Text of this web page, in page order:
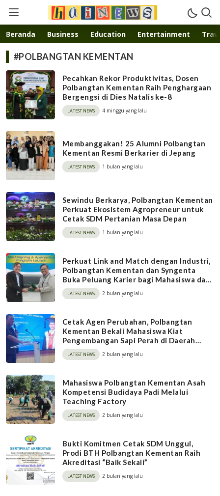
Inspirasi muda karya mandiri
Beranda Business Education Entertainment
#POLBANGTAN KEMENTAN
Pecahkan Rekor Produktivitas, Dosen
Polbangtan Kementan Raih Penghargaan
Bergengsi di Dies Natalis ke-8
LATEST NEWS 4 minggu yang lalu
Membanggakan! 25 Alumni Polbangtan
Kementan Resmi Berkarier di Jepang
LATEST NEWS 1 bulan yang lalu
Sewindu Berkarya, Polbangtan Kementan
Perkuat Ekosistem Agropreneur untuk
Cetak SDM Pertanian Masa Depan
LATEST NEWS 1 bulan yang lalu
Perkuat Link and Match dengan Industri,
Polbangtan Kementan dan Syngenta
Buka Peluang Karier bagi Mahasiswa dan
Alumni
LATEST NEWS 2 bulan yang lalu
Cetak Agen Perubahan, Polbangtan
Kementan Bekali Mahasiswa Kiat
Pengembangan Sapi Perah di Daerah
Tropis
LATEST NEWS 2 bulan yang lalu
Mahasiswa Polbangtan Kementan Asah
Kompetensi Budidaya Padi Melalui
Teaching Factory
LATEST NEWS 2 bulan yang lalu
Bukti Komitmen Cetak SDM Unggul,
Prodi BTH Polbangtan Kementan Raih
Akreditasi “Baik Sekali”
LATEST NEWS 2 bulan yang lalu